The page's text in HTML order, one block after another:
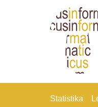
Statistika